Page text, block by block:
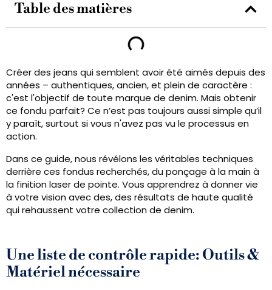
Table des matières
Créer des jeans qui semblent avoir été aimés depuis des
années – authentiques, ancien, et plein de caractère :
c'est l'objectif de toute marque de denim. Mais obtenir
ce fondu parfait? Ce n’est pas toujours aussi simple qu’il
y paraît, surtout si vous n'avez pas vu le processus en
action.
Dans ce guide, nous révélons les véritables techniques
derrière ces fondus recherchés, du ponçage à la main à
la finition laser de pointe. Vous apprendrez à donner vie
à votre vision avec des, des résultats de haute qualité
qui rehaussent votre collection de denim.
Une liste de contrôle rapide: Outils &
Matériel nécessaire